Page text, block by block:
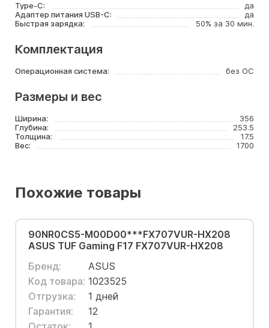
Type-C:
да
Адаптер питания USB-C:
да
Быстрая зарядка:
50% за 30 мин.
Комплектация
Операционная система: без ОС
Размеры и вес
Ширина:
356
Глубина:
253.5
Толщина:
17.5
Вес:
1700
Похожие товары
90NR0CS5-M00D00***FX707VUR-HX208
ASUS TUF Gaming F17 FX707VUR-HX208
Бренд:
ASUS
Код товара: 1023525
Отгрузка:
1 дней
Гарантия:
12